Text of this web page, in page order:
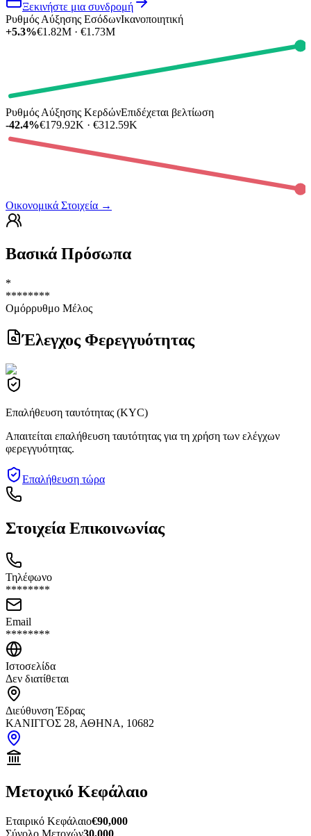
Ξεκινήστε μια συνδρομή
Ρυθμός Αύξησης ΕσόδωνΙκανοποιητική
+5.3%€1.82M · €1.73M
Ρυθμός Αύξησης ΚερδώνΕπιδέχεται βελτίωση
-42.4%€179.92K · €312.59K
Οικονομικά Στοιχεία →
Βασικά Πρόσωπα
*
********
Ομόρρυθμο Μέλος
Έλεγχος Φερεγγυότητας
Επαλήθευση ταυτότητας (KYC)
Απαιτείται επαλήθευση ταυτότητας για τη χρήση των ελέγχων
φερεγγυότητας.
Επαλήθευση τώρα
Στοιχεία Επικοινωνίας
Τηλέφωνο
********
Email
********
Ιστοσελίδα
Δεν διατίθεται
Διεύθυνση Έδρας
ΚΑΝΙΓΓΟΣ 28, ΑΘΗΝΑ, 10682
Μετοχικό Κεφάλαιο
Εταιρικό Κεφάλαιο€90,000
Σύνολο Μετοχών30,000